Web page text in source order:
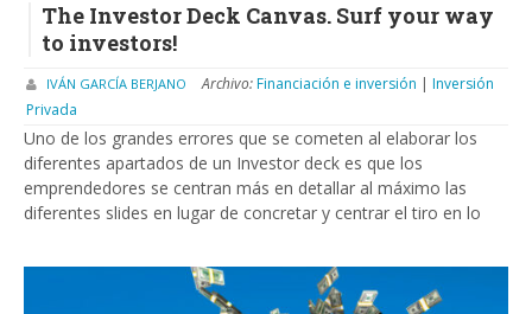
The Investor Deck Canvas. Surf your way
to investors!
IVÁN GARCÍA BERJANO Archivo:Financiación e inversión | Inversión
Privada
Uno de los grandes errores que se cometen al elaborar los
diferentes apartados de un Investor deck es que los
emprendedores se centran más en detallar al máximo las
diferentes slides en lugar de concretar y centrar el tiro en lo